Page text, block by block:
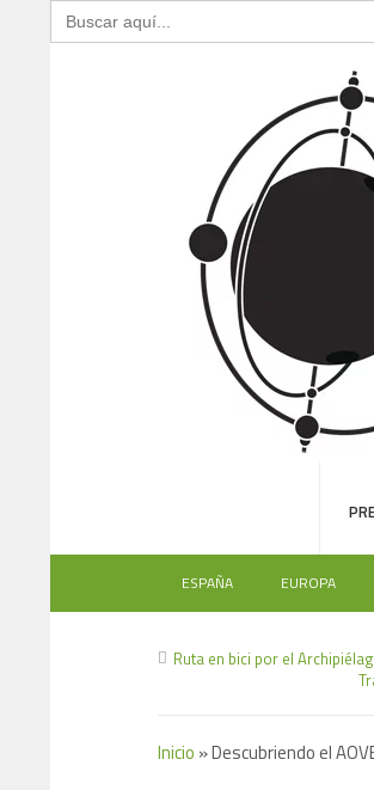
Buscar:
ESPAÑA EUROPA
Ruta en bici por el
Inicio »Descubriendo el